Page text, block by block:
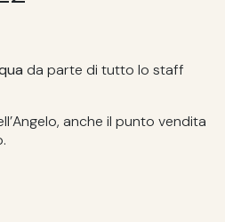
da parte di tutto lo staff
anche il punto vendita